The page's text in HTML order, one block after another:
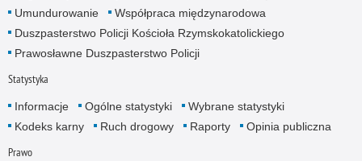
Umundurowanie
Współpraca międzynarodowa
Duszpasterstwo Policji Kościoła Rzymskokatolickiego
Prawosławne Duszpasterstwo Policji
Statystyka
Informacje Ogólne statystyki
Wybrane statystyki
Kodeks karny
Ruch drogowy Raporty Opinia publiczna
Prawo